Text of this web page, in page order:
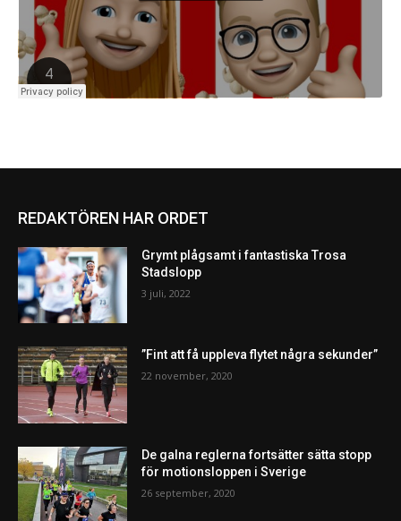
REDAKTÖREN HAR ORDET
Grymt plågsamt i fantastiska Trosa
Stadslopp
3 juli, 2022
”Fint att få uppleva flytet några sekunder”
22 november, 2020
De galna reglerna fortsätter sätta stopp
för motionsloppen i Sverige
26 september, 2020